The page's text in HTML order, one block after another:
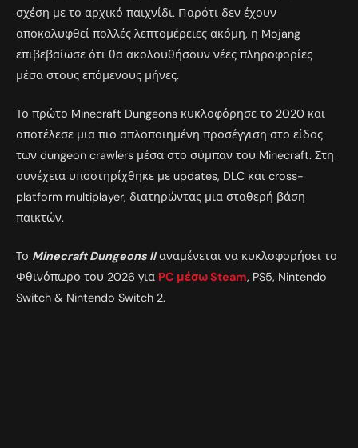
σχέση με το αρχικό παιχνίδι. Παρότι δεν έχουν
αποκαλυφθεί πολλές λεπτομέρειες ακόμη, η Mojang
επιβεβαίωσε ότι θα ακολουθήσουν νέες πληροφορίες
μέσα στους επόμενους μήνες.
Το πρώτο Minecraft Dungeons κυκλοφόρησε το 2020 και
αποτέλεσε μια πιο απλοποιημένη προσέγγιση στο είδος
των dungeon crawlers μέσα στο σύμπαν του Minecraft. Στη
συνέχεια υποστηρίχθηκε με updates, DLC και cross-
platform multiplayer, διατηρώντας μια σταθερή βάση
παικτών.
Το Minecraft Dungeons IIαναμένεται να κυκλοφορήσει το
Φθινόπωρο του 2026 για PC μέσω Steam, PS5, Nintendo
Switch & Nintendo Switch 2.